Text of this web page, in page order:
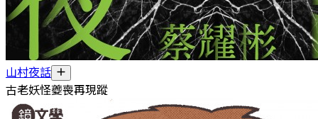
山村夜話
古老妖怪夔喪再現蹤